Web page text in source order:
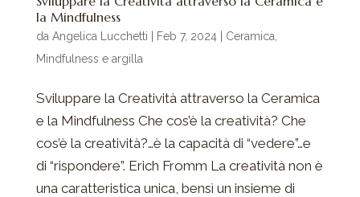
la Mindfulness
da Angelica Lucchetti Feb 7, 2024| Ceramica
Mindfulness e argilla
Sviluppare la Creatività attraverso la Ceramica
e la Mindfulness Che cos’è la creatività? Che
cos’è la creatività?…è la capacità di “vedere”…e
di “rispondere”. Erich Fromm La creatività non è
una caratteristica unica, bensì un insieme di